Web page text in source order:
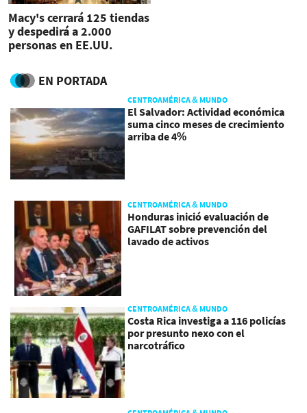
Macy's cerrará 125 tiendas
y despedirá a 2.000
personas en EE.UU.
EN PORTADA
CENTROAMÉRICA & MUNDO
El Salvador: Actividad económica
suma cinco meses de crecimiento
arriba de 4%
CENTROAMÉRICA & MUNDO
Honduras inició evaluación de
GAFILAT sobre prevención del
lavado de activos
CENTROAMÉRICA & MUNDO
Costa Rica investiga a 116 policías
por presunto nexo con el
narcotráfico